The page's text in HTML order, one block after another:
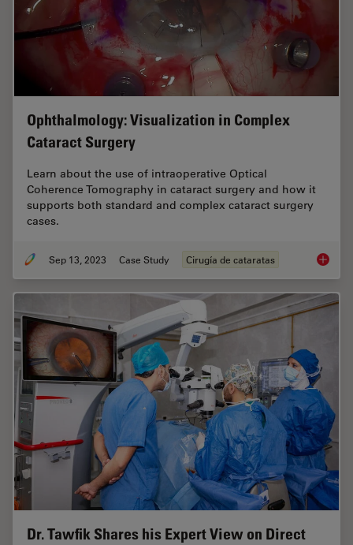
Ophthalmology: Visualization in Complex
Cataract Surgery
Learn about the use of intraoperative Optical
Coherence Tomography in cataract surgery and how it
supports both standard and complex cataract surgery
cases.
Sep 13, 2023 Case Study Cirugía de cataratas
Dr. Tawfik Shares his Expert View on Direct